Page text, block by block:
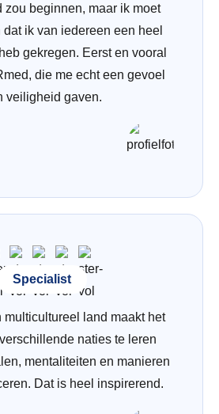
zou beginnen, maar ik moet
ik van iedereen een heel
gekregen. Eerst en vooral
die me echt een gevoel
veiligheid gaven.
Specialist
multicultureel land maakt het
naties te leren
mentaliteiten en manieren
Dat is heel inspirerend.